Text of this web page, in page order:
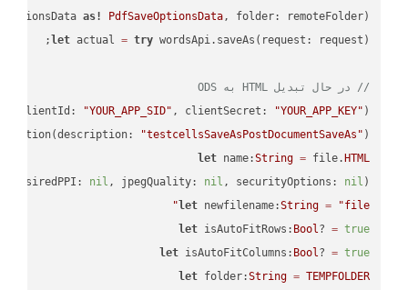
as! PdfSaveOptionsData, folder: remoteFolder);
let actual = try
// در حال تبدیل HTML به ODS
(clientId: "YOUR_APP_SID" , clientSecret: "YOUR_APP_KEY" );
"testcellsSaveAsPostDocumentSaveAs" )
let name:String = file. HTML
, desiredPPI: nil , jpegQuality: nil , securityOptions: nil )
let newfilename:String =
"file"
let isAutoFitRows: Bool? = true
let isAutoFitColumns: Bool? = true
let folder:String = TEMPFOLDER